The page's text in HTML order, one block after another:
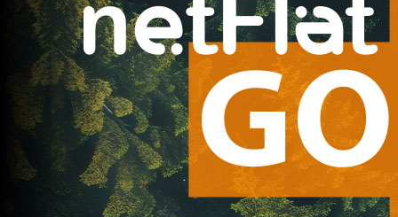
Bh. igrači
Ćivić PROMIJENIO sredinu nakon šest godina